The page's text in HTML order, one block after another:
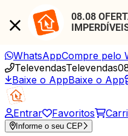
08.08
WhatsAppCompre pelo
TelevendasTelevendas
Baixe o AppBaixe o App
Entrar Favoritos
Informe o seu CEP